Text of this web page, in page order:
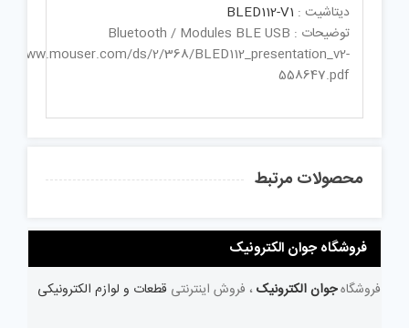
دیتاشیت : BLED112-V1
توضیحات : Bluetooth / Modules BLE USB
www.mouser.com/ds/2/368/BLED112_presentation_v2-
558647.pdf
محصولات مرتبط
فروشگاه جوان الکترونیک
فروشگاهجوان الکترونیک ، فروش اینترنتی قطعات و لوازم الکترونیکی